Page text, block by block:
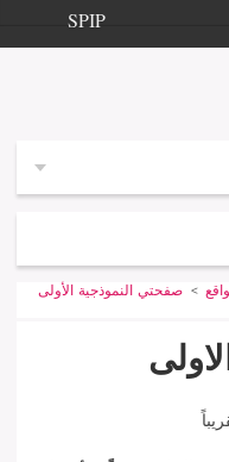
SPIP
صفحتي النموذجية الأولى